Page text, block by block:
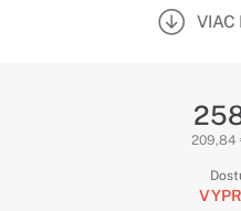
VIAC
209,84